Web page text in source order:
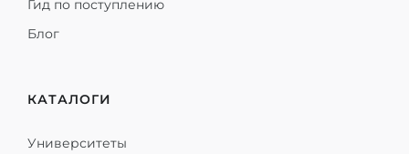
Гид по поступлению
Блог
КАТАЛОГИ
Университеты